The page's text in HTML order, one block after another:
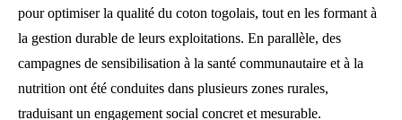
pour optimiser la qualité du coton togolais, tout en les formant à
la gestion durable de leurs exploitations. En parallèle, des
campagnes de sensibilisation à la santé communautaire et à la
nutrition ont été conduites dans plusieurs zones rurales,
traduisant un engagement social concret et mesurable.